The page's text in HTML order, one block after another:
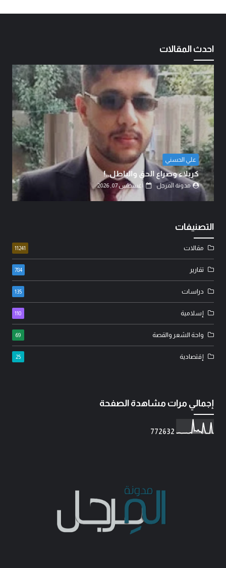
احدث المقالات
الشيخ الدكتور عبد الرضا البهادلي
دماءُ أبنائنا ليست رخيصة..!
مدونة المرجل أغسطس 07, 2026
التصنيفات
مقالات 11241
تقارير 784
دراسات 135
إسلامية 110
واحة الشعر والقصة 69
إقتصادية 25
إجمالي مرات مشاهدة الصفحة
772632